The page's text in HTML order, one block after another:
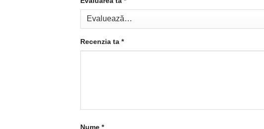
Recenzia ta *
Nume *